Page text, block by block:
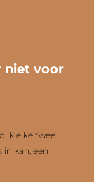
niet voor
ik elke twee
kan, een